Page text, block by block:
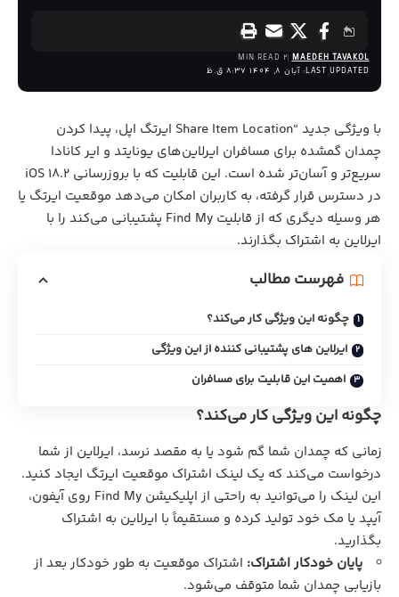
LAST UPDATED: آبان 8, 1404 8:37 ق.ظ
MAEDEH TAVAKOL
2 MIN READ
با ویژگی جدید “Share Item Location ایرتگ اپل، پیدا کردن
چمدان گمشده برای مسافران ایرلاین‌های یونایتد و ایر کانادا
سریع‌تر و آسان‌تر شده است. این قابلیت که با بروزرسانی iOS 18.2
در دسترس قرار گرفته، به کاربران امکان می‌دهد موقعیت ایرتگ یا
هر وسیله دیگری که از قابلیت Find My پشتیبانی می‌کند را با
ایرلاین به اشتراک بگذارند.
فهرست مطالب
چگونه این ویژگی کار می‌کند؟
ایرلاین های پشتیبانی کننده از این ویژگی
اهمیت این قابلیت برای مسافران
چگونه این ویژگی کار می‌کند؟
زمانی که چمدان شما گم شود یا به مقصد نرسد، ایرلاین از شما
درخواست می‌کند که یک لینک اشتراک موقعیت ایرتگ ایجاد کنید.
این لینک را می‌توانید به راحتی از اپلیکیشن Find My روی آیفون،
آیپد یا مک خود تولید کرده و مستقیماً با ایرلاین به اشتراک
بگذارید.
پایان خودکار اشتراک: اشتراک موقعیت به طور خودکار بعد از
بازیابی چمدان شما متوقف می‌شود.